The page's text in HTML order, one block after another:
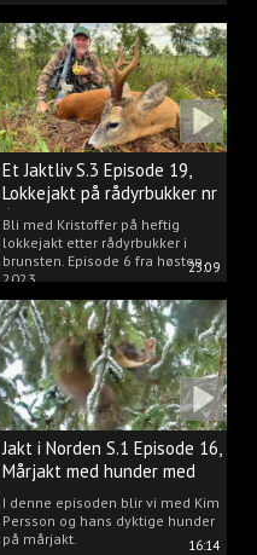
23:09
Et Jaktliv S.3 Episode 19,
Lokkejakt på rådyrbukker nr
6
Bli med Kristoffer på heftig
lokkejakt etter rådyrbukker i
brunsten. Episode 6 fra høsten
2023.
16:14
Jakt i Norden S.1 Episode 16,
Mårjakt med hunder med
Kim Persson
I denne episoden blir vi med Kim
Persson og hans dyktige hunder
på mårjakt.